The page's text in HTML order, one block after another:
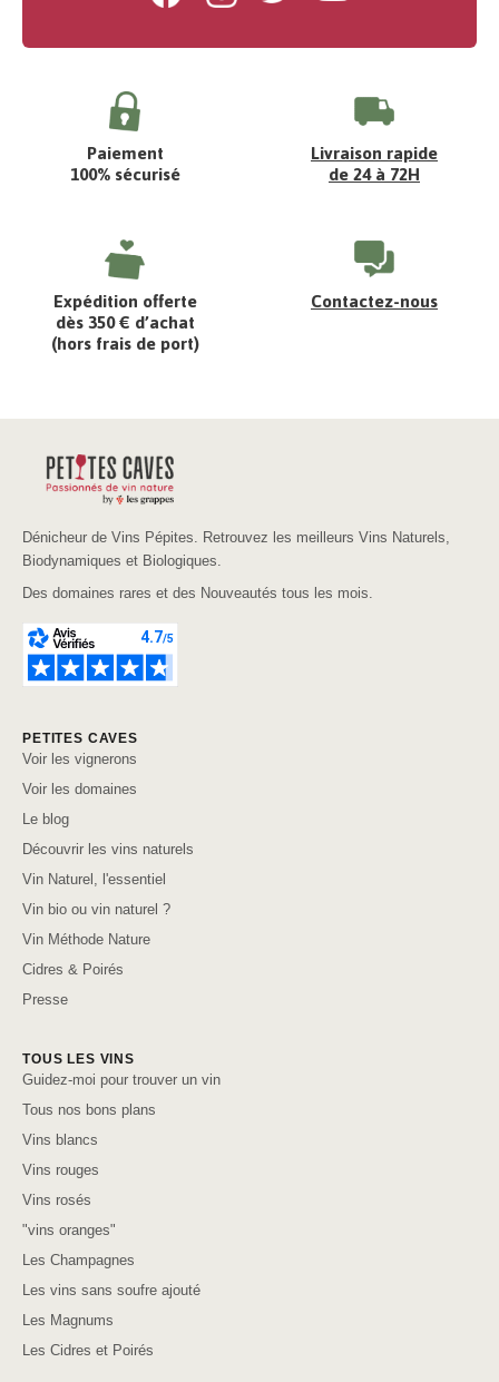
Paiement
100% sécurisé
Livraison rapide
de 24 à 72H
Expédition offerte
dès 350 € d’achat
(hors frais de port)
Contactez-nous
Dénicheur de Vins Pépites. Retrouvez les meilleurs Vins Naturels,
Biodynamiques et Biologiques.
Des domaines rares et des Nouveautés tous les mois.
PETITES CAVES
Voir les vignerons
Voir les domaines
Le blog
Découvrir les vins naturels
Vin Naturel, l'essentiel
Vin bio ou vin naturel ?
Vin Méthode Nature
Cidres & Poirés
Presse
TOUS LES VINS
Guidez-moi pour trouver un vin
Tous nos bons plans
Vins blancs
Vins rouges
Vins rosés
"vins oranges"
Les Champagnes
Les vins sans soufre ajouté
Les Magnums
Les Cidres et Poirés